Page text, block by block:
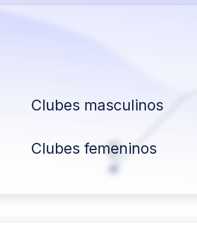
Clubes masculinos
Clubes femeninos